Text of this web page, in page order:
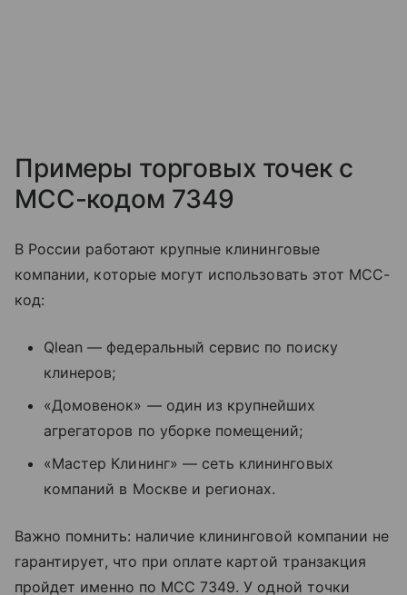
Примеры торговых точек с
MCC-кодом 7349
В России работают крупные клининговые
компании, которые могут использовать этот MCC-
код:
Qlean — федеральный сервис по поиску
клинеров;
«Домовенок» — один из крупнейших
агрегаторов по уборке помещений;
«Мастер Клининг» — сеть клининговых
компаний в Москве и регионах.
Важно помнить: наличие клининговой компании не
гарантирует, что при оплате картой транзакция
пройдет именно по MCC 7349. У одной точки